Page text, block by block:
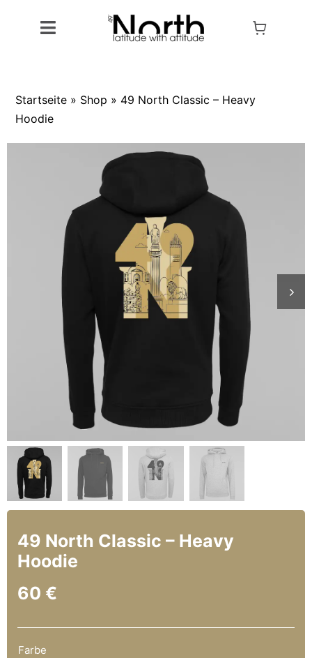
Toggle
Produkte
Startseite » Shop » 49 North Classic – Heavy
Hoodie
49 North Classic – Heavy
Hoodie
60 €
Farbe